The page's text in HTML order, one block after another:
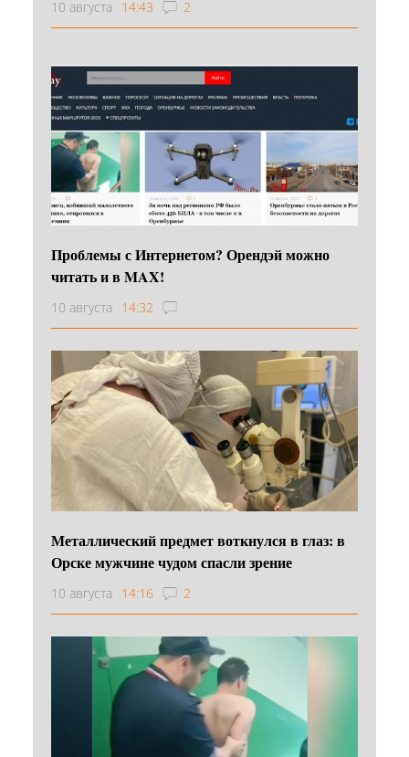
10 августа 14:43 2
Проблемы с Интернетом? Орендэй можно
читать и в MAX!
10 августа 14:32
Металлический предмет воткнулся в глаз: в
Орске мужчине чудом спасли зрение
10 августа 14:16 2